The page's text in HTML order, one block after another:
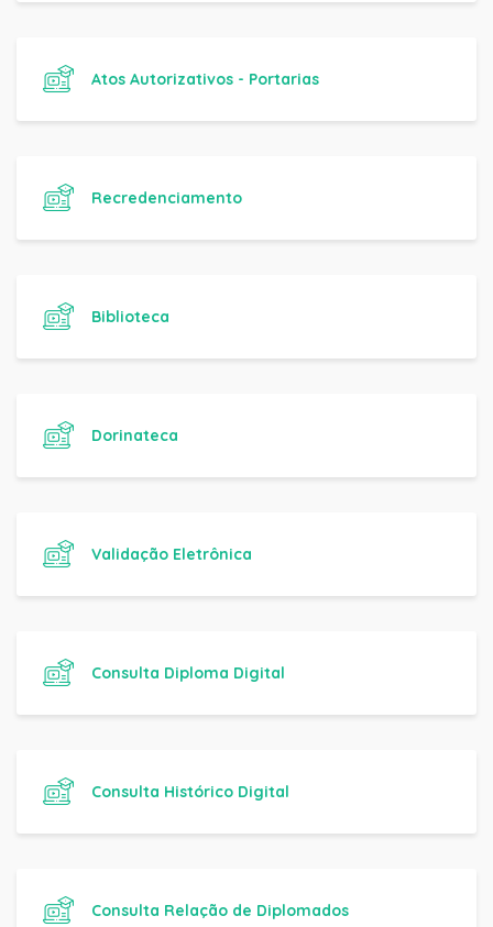
Atos Autorizativos - Portarias
Recredenciamento
Biblioteca
Dorinateca
Validação Eletrônica
Consulta Diploma Digital
Consulta Histórico Digital
Consulta Relação de Diplomados